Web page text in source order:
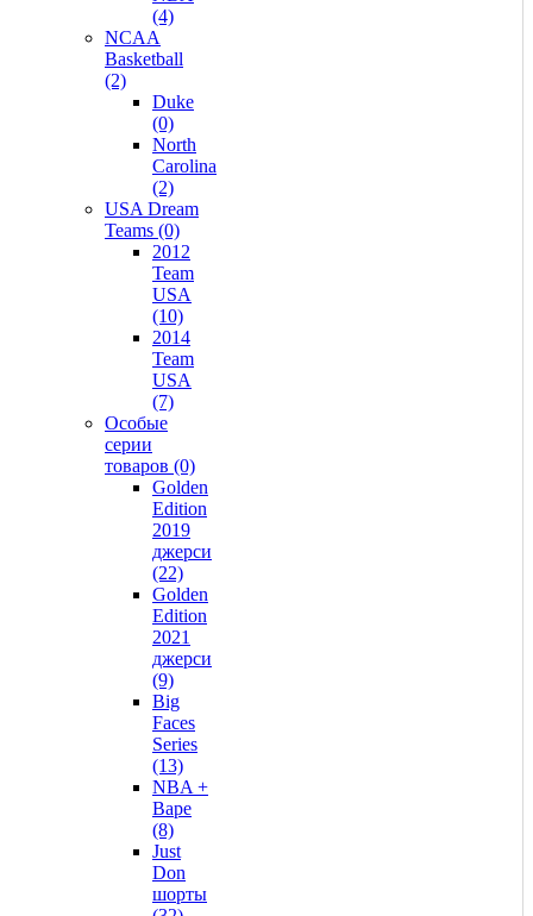
(4)
NCAA
Basketball
(2)
Duke
(0)
North
Carolina
(2)
USA Dream
Teams (0)
2012
Team
USA
(10)
2014
Team
USA
(7)
Особые
серии
товаров (0)
Golden
Edition
2019
джерси
(22)
Golden
Edition
2021
джерси
(9)
Big
Faces
Series
(13)
NBA +
Bape
(8)
Just
Don
шорты